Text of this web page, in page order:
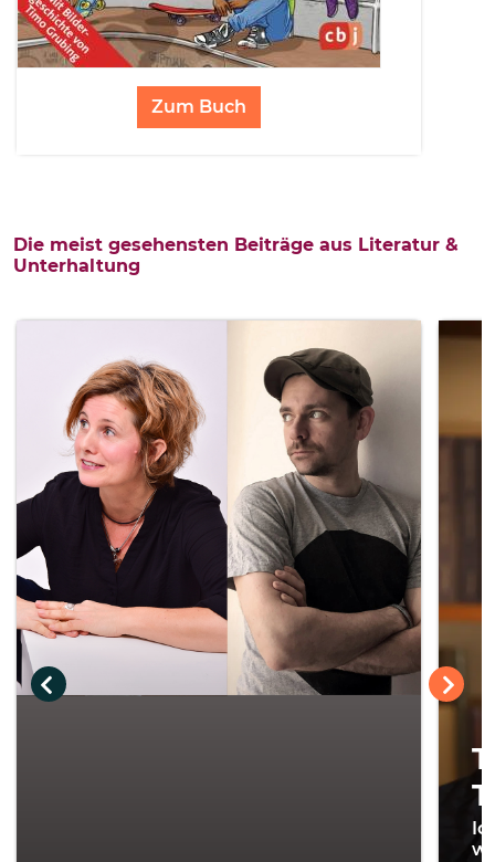
Zum Buch
Die meist gesehensten Beiträge aus Literatur &
Unterhaltung